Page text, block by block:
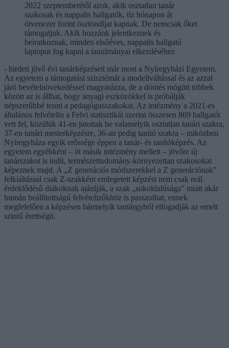
2022 szeptemberétől azok, akik osztatlan tanár
szakosak és nappalis hallgatók, tíz hónapon át
ötvenezer forint ösztöndíjat kapnak. De nemcsak őket
támogatjuk. Akik hozzánk jelentkeznek és
beiratkoznak, minden elsőéves, nappalis hallgató
laptopot fog kapni a tanulmányai elkezdéséhez
- hirdeti jövő évi tanárképzéseit már most a Nyíregyházi Egyetem.
Az egyetem a támogatási szisztémát a modellváltással és az azzal
járó bevételnövekedéssel magyarázza, de a döntés mögött többek
között az is állhat, hogy anyagi eszközökkel is próbálják
népszerűbbé tenni a pedagógusszakokat. Az intézmény a 2021-es
általános felvételin a Felvi statisztikái szerint összesen 869 hallgatót
vett fel, közülük 41-en jutottak be valamelyik osztatlan tanári szakra,
37-en tanári mesterképzésre, 36-an pedig tanító szakra – miközben
Nyíregyháza egyik erőssége éppen a tanár- és tanítóképzés. Az
egyetem egyébként – öt másik intézmény mellett – jövőre új
tanárszakot is indít, természettudomány-környezettan szakosokat
képeznek majd. A „Z generációs módszerekkel a Z generációnak”
felkiáltással csak Z-szakként emlegetett képzést nem csak reál
érdeklődésű diákoknak ajánlják, a szak „sokoldalúsága” miatt akár
humán beállítottságú felvételizőkhöz is passzolhat, ennek
megfelelően a képzésen bármelyik tantárgyból elfogadják az emelt
szintű érettségit.